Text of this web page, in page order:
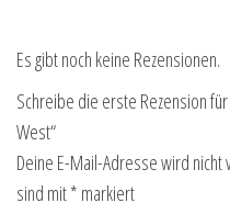
Es gibt noch keine Rezensionen.
Schreibe die erste Rezension
West“
Deine E-Mail-Adresse wird nicht
sind mit* markiert